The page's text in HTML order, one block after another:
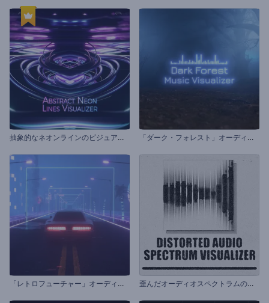
抽
象的なネオンラインのビジュアライザー 「
ダーク・フォレスト」オーディオビジュアライザー
「
レトロフューチャー」オーディオビジュアライザー 歪
んだオーディオスペクトラムのビジュアライザー